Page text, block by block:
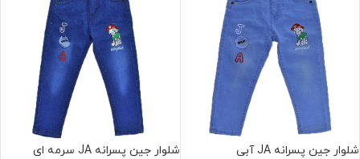
شلوار جین پسرانه JA آبی شلوار جین پسرانه JA سرمه ای